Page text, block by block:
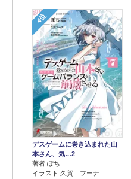
4位
デスゲームに巻き込まれた山
本さん、気…2
著者 ぽち
イラスト 久賀 フーナ